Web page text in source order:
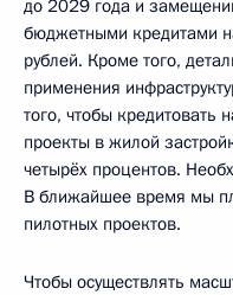
до 2029 года и
бюджетными кредитами
рублей. Кроме того,
применения
того, чтобы кредитовать
проекты в жилой
четырёх процентов.
В ближайшее время мы
пилотных проектов.
Чтобы осуществлять